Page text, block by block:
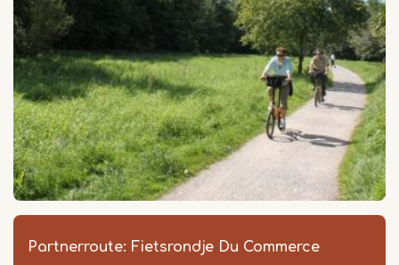
Partnerroute: Fietsrondje Du Commerce